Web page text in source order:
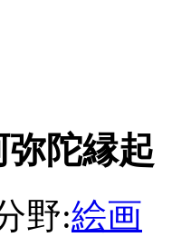
弥陀縁起
野:絵画